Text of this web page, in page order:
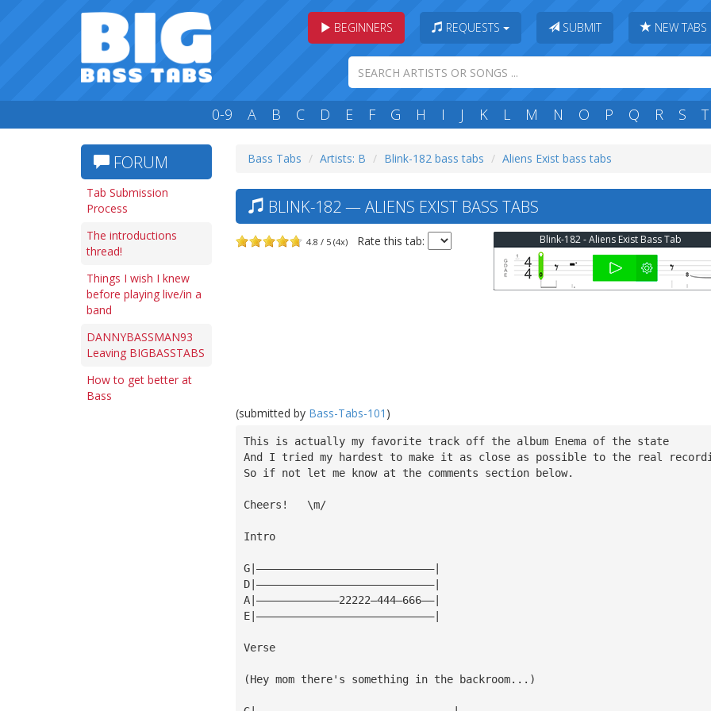
BEGINNERS REQUESTS SUBMIT NEW TABS
0-9 A B C D E F G H I J K L M N O P Q R S T
FORUM
Tab Submission
Process
The introductions
thread!
Things I wish I knew
before playing live/in a
band
DANNYBASSMAN93
Leaving BIGBASSTABS
How to get better at
Bass
Bass Tabs Artists: B Blink-182 bass tabs Aliens Exist bass tabs
BLINK-182 — ALIENS EXIST BASS TABS
4.8 / 5 (4x) Rate this tab: Blink-182 - Aliens Exist Bass Tab
(submitted by Bass-Tabs-101 )
This is actually my favorite track off the album Enema of the state
And I tried my hardest to make it as close as possible to the real
So if not let me know at the comments section below.
Cheers!   \m/
Intro
G|————————————————————————————|
D|————————————————————————————|
A|—————————————22222—444—666——|
E|————————————————————————————|
Verse
(Hey mom there's something in the backroom...)